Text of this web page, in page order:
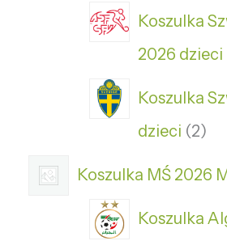
Koszulka
2026 dzieci
Koszulka
dzieci 2
Koszulka MŚ 2026
Koszulka